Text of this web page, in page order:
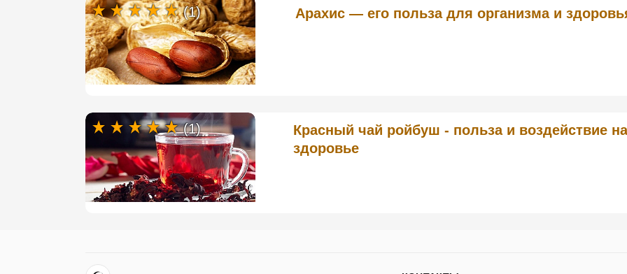
Арахис — его польза для организма и
(1)
Красный чай ройбуш - польза и воздействие
здоровье
(1)